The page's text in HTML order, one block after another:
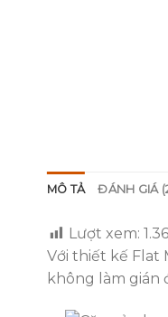
MÔ TẢ ĐÁNH GIÁ
Lượt xem:
Với thiết kế Flat
không làm gián